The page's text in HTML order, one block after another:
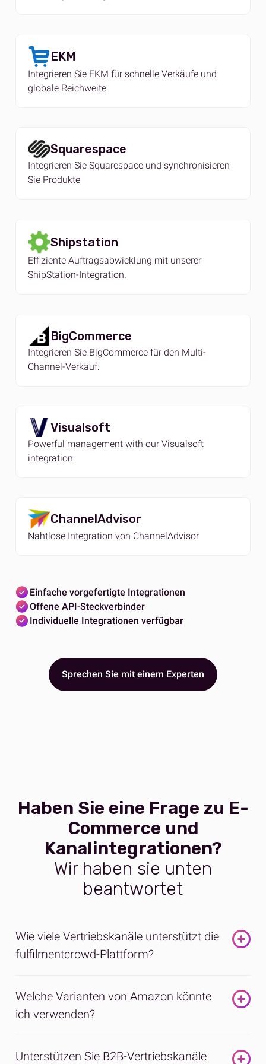
EKM
Integrieren Sie EKM für schnelle Verkäufe und
globale Reichweite.
Squarespace
Integrieren Sie Squarespace und synchronisieren
Sie Produkte
Shipstation
Effiziente Auftragsabwicklung mit unserer
ShipStation-Integration.
BigCommerce
Integrieren Sie BigCommerce für den Multi-
Channel-Verkauf.
Visualsoft
Powerful management with our Visualsoft
integration.
ChannelAdvisor
Nahtlose Integration von ChannelAdvisor
Einfache vorgefertigte Integrationen
Offene API-Steckverbinder
Individuelle Integrationen verfügbar
Sprechen Sie mit einem Experten
Haben Sie eine Frage zu E-
Commerce und
Kanalintegrationen?
Wir haben sie unten
beantwortet
Wie viele Vertriebskanäle unterstützt die
fulfilmentcrowd-Plattform?
Die fulfilmentcrowd-Plattform unterstützt eine Vielzahl
führenden Plattformen wie Shopify, Amazon und eBay
Welche Varianten von Amazon könnte
ich verwenden?
Ganz gleich, ob Sie Ihre Geschäftstätigkeit durch den
Unterstützen Sie B2B-Vertriebskanäle